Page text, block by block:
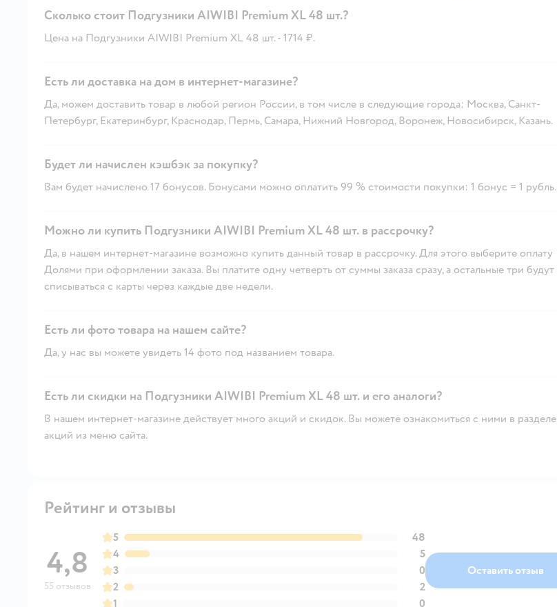
Сколько стоит Подгузники AIWIBI Premium XL 48 шт.?
Цена на Подгузники AIWIBI Premium XL 48 шт. - 1714 ₽.
Есть ли доставка на дом в интернет-магазине?
Да, можем доставить товар в любой регион России, в том числе в следующие города: Москва, Санкт-
Петербург, Екатеринбург, Краснодар, Пермь, Самара, Нижний Новгород, Воронеж, Новосибирск, Казань.
Будет ли начислен кэшбэк за покупку?
Вам будет начислено 17 бонусов. Бонусами можно оплатить 99 % стоимости покупки: 1 бонус = 1 рубль.
Можно ли купить Подгузники AIWIBI Premium XL 48 шт. в рассрочку?
Да, в нашем интернет-магазине возможно купить данный товар в рассрочку. Для этого выберите оплату
Долями при оформлении заказа. Вы платите одну четверть от суммы заказа сразу, а остальные три будут
списываться с карты через каждые две недели.
Есть ли фото товара на нашем сайте?
Да, у нас вы можете увидеть 14 фото под названием товара.
Есть ли скидки на Подгузники AIWIBI Premium XL 48 шт. и его аналоги?
В нашем интернет-магазине действует много акций и скидок. Вы можете ознакомиться с ними в разделе
акций из меню сайта.
Рейтинг и отзывы
4,8
55 отзывов
5
48
4
5
3
0
2
2
1
0
Оставить отзыв